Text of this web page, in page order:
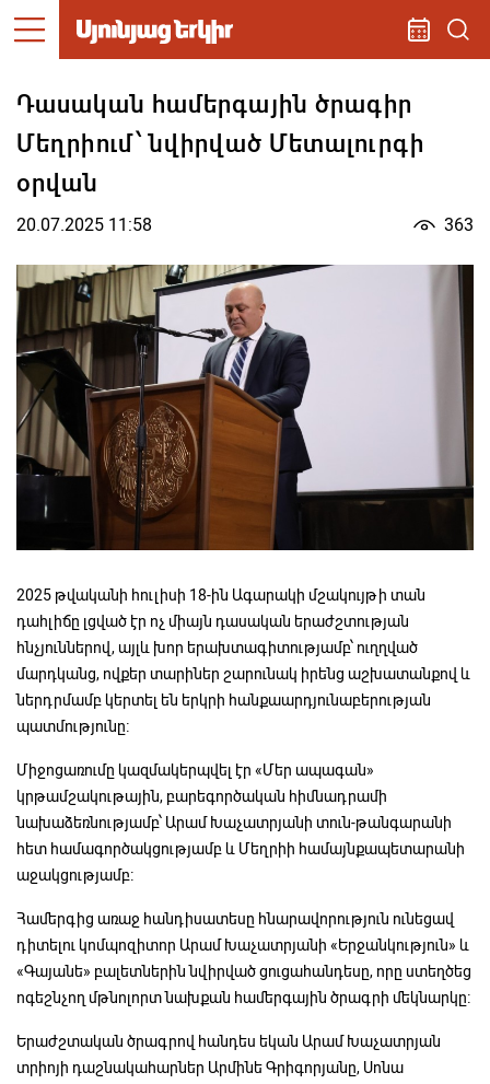
Դասական համերգային ծրագիր
Մեղրիում՝ նվիրված Մետալուրգի
օրվան
20.07.2025 11:58 363
2025 թվականի հուլիսի 18-ին Ագարակի մշակույթի տան
դահլիճը լցված էր ոչ միայն դասական երաժշտության
հնչյուններով, այլև խոր երախտագիտությամբ՝ ուղղված
մարդկանց, ովքեր տարիներ շարունակ իրենց աշխատանքով և
ներդրմամբ կերտել են երկրի հանքաարդյունաբերության
պատմությունը։
Միջոցառումը կազմակերպվել էր «Մեր ապագան»
կրթամշակութային, բարեգործական հիմնադրամի
նախաձեռնությամբ՝ Արամ Խաչատրյանի տուն-թանգարանի
հետ համագործակցությամբ և Մեղրիի համայնքապետարանի
աջակցությամբ։
Համերգից առաջ հանդիսատեսը հնարավորություն ունեցավ
դիտելու կոմպոզիտոր Արամ Խաչատրյանի «Երջանկություն» և
«Գայանե» բալետներին նվիրված ցուցահանդեսը, որը ստեղծեց
ոգեշնչող մթնոլորտ նախքան համերգային ծրագրի մեկնարկը։
Երաժշտական ծրագրով հանդես եկան Արամ Խաչատրյան
տրիոյի դաշնակահարներ Արմինե Գրիգորյանը, Սոնա